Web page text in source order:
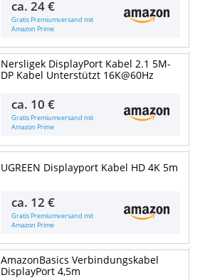
ca.24 €
Gratis Premiumversand mit
Amazon Prime
Nersligek DisplayPort Kabel 2.1 5M-
DP Kabel Unterstützt 16K@60Hz
ca. 10 €
Gratis Premiumversand mit
Amazon Prime
UGREEN Displayport Kabel HD 4K 5m
ca. 12 €
Gratis Premiumversand mit
Amazon Prime
AmazonBasics Verbindungskabel
DisplayPort 4,5m